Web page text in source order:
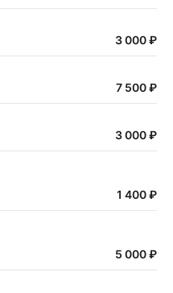
3 000 ₽
7 500 ₽
3 000 ₽
1 400 ₽
5 000 ₽